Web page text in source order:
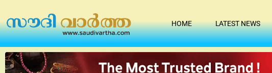
HOME LATEST NEWS